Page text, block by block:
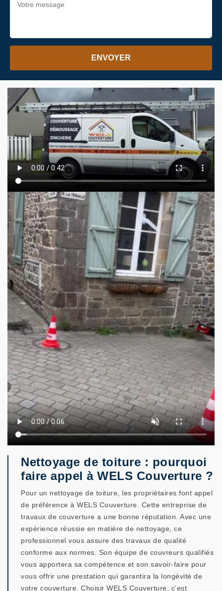
Nettoyage de toiture : pourquoi
faire appel à WELS Couverture ?
Pour un nettoyage de toiture, les propriétaires font appel
de préférence à WELS Couverture. Cette entreprise de
travaux de couverture a une bonne réputation. Avec une
expérience réussie en matière de nettoyage, ce
professionnel vous assure des travaux de qualité
conforme aux normes. Son équipe de couvreurs qualifiés
vous apportera sa compétence et son savoir-faire pour
vous offrir une prestation qui garantira la longévité de
votre couverture. Choisir WELS Couverture, c’est